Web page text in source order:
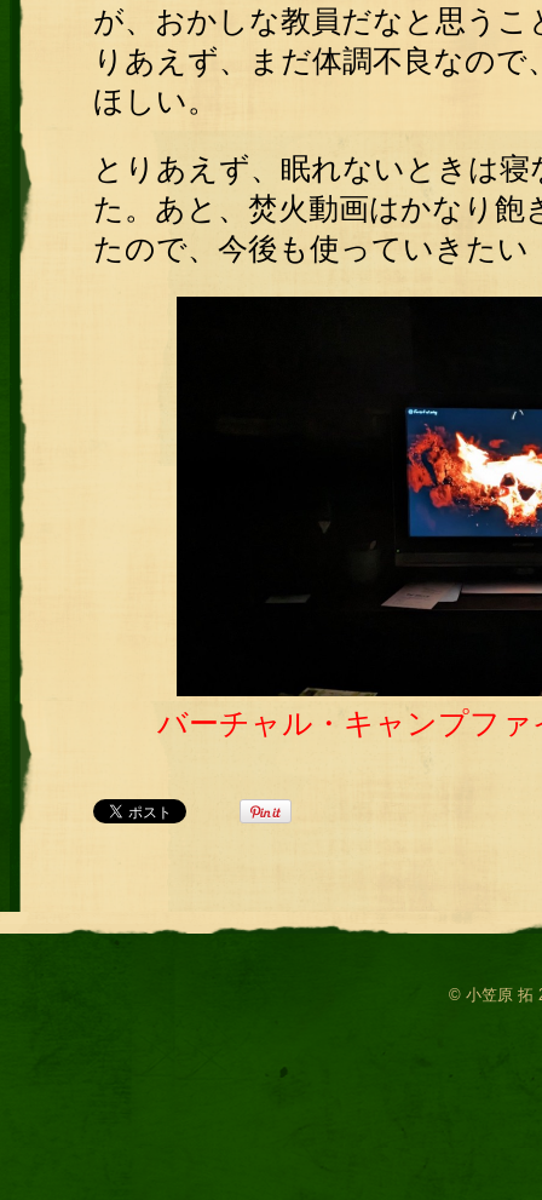
が、おかしな教員だなと思う
りあえず、まだ体調不良なの
ほしい。
とりあえず、眠れないときは
た。あと、焚火動画はかなり
たので、今後も使っていきたい
バーチャル・キャンプフ
© 小笠原 拓